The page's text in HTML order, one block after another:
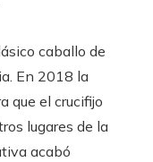
caballo de
En 2018 la
que el crucifijo
lugares de la
acabó